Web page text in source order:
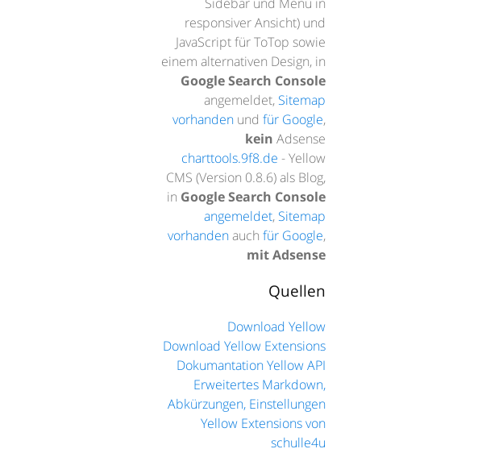
responsiver Ansicht) und
JavaScript für ToTop sowie
einem alternativen Design, in
Google Search Console
angemeldet, Sitemap
vorhanden und für Google,
kein Adsense
charttools.9f8.de - Yellow
CMS (Version 0.8.6) als Blog,
in Google Search Console
angemeldet, Sitemap
vorhandenauch für Google,
mit Adsense
Quellen
Download Yellow
Download Yellow Extensions
Dokumantation Yellow API
Erweitertes Markdown,
Abkürzungen, Einstellungen
Yellow Extensions von
schulle4u